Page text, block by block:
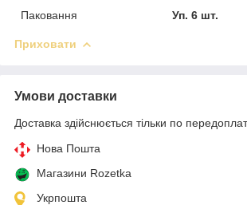
Паковання
Уп. 6 шт.
Приховати
Умови доставки
Доставка здійснюється тільки по
Нова Пошта
Магазини Rozetka
Укрпошта